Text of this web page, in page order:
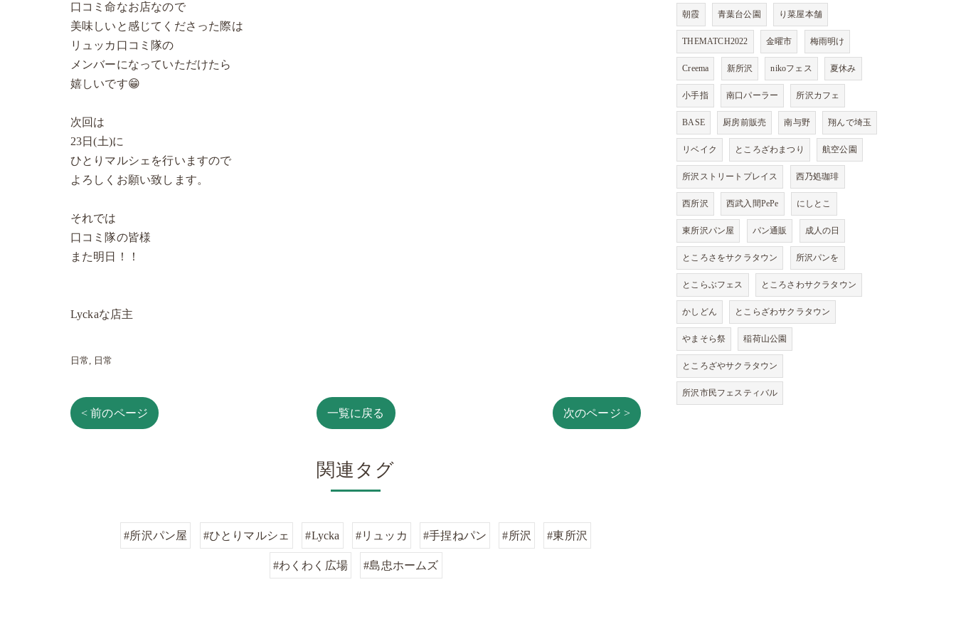
口コミ命なお店なので
美味しいと感じてくださった際は
リュッカ口コミ隊の
メンバーになっていただけたら
嬉しいです😁
次回は
23日(土)に
ひとりマルシェを行いますので
よろしくお願い致します。
それでは
口コミ隊の皆様
また明日！！
Lyckaな店主
日常 日常
< 前のページ 一覧に戻る 次のページ >
関連タグ
#所沢パン屋 #ひとりマルシェ #Lycka #リュッカ #手捏ねパン #所沢 #東所沢
#わくわく広場 #島忠ホームズ
朝霞 青葉台公園 り菜屋本舗
THEMATCH2022 金曜市 梅雨明け
Creema 新所沢 nikoフェス 夏休み
小手指 南口パーラー 所沢カフェ
BASE 厨房前販売 南与野 翔んで埼玉
リベイク ところざわまつり 航空公園
所沢ストリートプレイス 西乃処珈琲
西所沢 西武入間PePe にしとこ
東所沢パン屋 パン通販 成人の日
ところさをサクラタウン 所沢パンを
とこらぶフェス ところさわサクラタウン
かしどん とこらざわサクラタウン
やまそら祭 稲荷山公園
ところざやサクラタウン
所沢市民フェスティバル